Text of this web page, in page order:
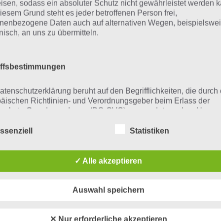
Panic London (kostenlos) im Play Store
sodass ein absoluter Schutz nicht gewährleistet werden
Grund steht es jeder betroffenen Person frei,
Daten auch auf alternativen Wegen,
an uns zu übermitteln.
beruht auf den Begrifflichkeiten, die durch
Richtlinien- und Verordnungsgeber beim Erlass der
Grundverordnung (DS-GVO) verwendet wurden. Unsere
und Geschäftspartner einfach lesbar und verständlich sein.
erläutern.
in dieser Datenschutzerklärung unter anderem die
a) personenbezogene Daten
Statistiken
✓ Alle akzeptieren
Auswahl speichern
✕ Nur erforderliche akzeptieren